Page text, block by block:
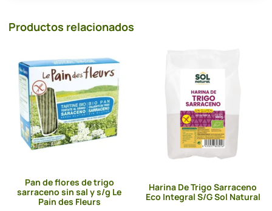
Productos relacionados
Pan de flores de trigo
sarraceno sin sal y s/g Le
Pain des Fleurs
Harina De Trigo Sarraceno
Eco Integral S/G Sol Natural